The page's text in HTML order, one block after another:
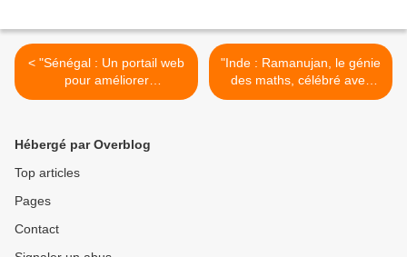
< "Sénégal : Un portail web
pour améliorer
l’apprentissage des
"Inde : Ramanujan, le génie
des maths, célébré avec
faste"
Hébergé par Overblog
Top articles
Pages
Contact